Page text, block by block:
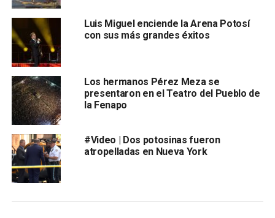
Luis Miguel enciende la Arena Potosí
con sus más grandes éxitos
Los hermanos Pérez Meza se
presentaron en el Teatro del Pueblo de
la Fenapo
#Video | Dos potosinas fueron
atropelladas en Nueva York